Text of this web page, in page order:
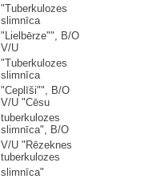
"Tuberkulozes
slimnīca
"Lielbērze"", B/O
V/U
"Tuberkulozes
slimnīca
"Ceplīši"", B/O
V/U "Cēsu
tuberkulozes
slimnīca", B/O
V/U "Rēzeknes
tuberkulozes
slimnīca"